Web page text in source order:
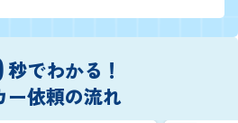
秒でわかる！
ー依頼の流れ